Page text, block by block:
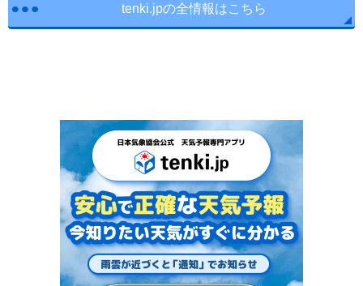
tenki.jpの全情報はこちら